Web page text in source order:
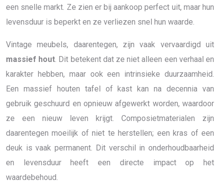
een snelle markt. Ze zien er bij aankoop perfect uit, maar hun
levensduur is beperkt en ze verliezen snel hun waarde.
Vintage meubels, daarentegen, zijn vaak vervaardigd uit
massief hout. Dit betekent dat ze niet alleen een verhaal en
karakter hebben, maar ook een intrinsieke duurzaamheid.
Een massief houten tafel of kast kan na decennia van
gebruik geschuurd en opnieuw afgewerkt worden, waardoor
ze een nieuw leven krijgt. Composietmaterialen zijn
daarentegen moeilijk of niet te herstellen; een kras of een
deuk is vaak permanent. Dit verschil in onderhoudbaarheid
en levensduur heeft een directe impact op het
waardebehoud.